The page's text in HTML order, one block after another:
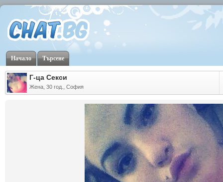
Начало Търсене
Г-ца Секси
Жена, 30 год., София